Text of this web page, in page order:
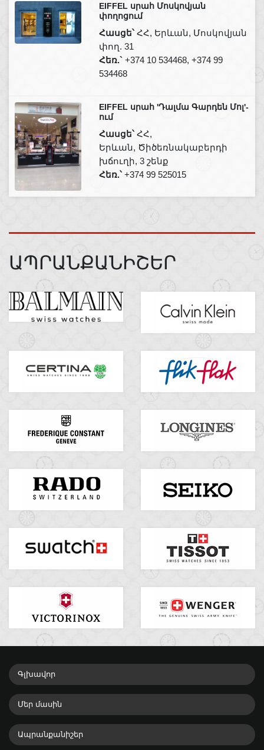
EIFFEL սրահ Մոսկովյան
փողոցում
Հասցե՝ՀՀ, Երևան, Մոսկովյան
փող. 31
Հեռ.` +374 10 534468, +374 99
534468
EIFFEL սրահ 'Դալմա Գարդեն Մոլ'-
ում
Հասցե՝ՀՀ,
Երևան, Ծիծեռնակաբերդի
խճուղի, 3 շենք
Հեռ.՝+374 99 525015
ԱՊՐԱՆՔԱՆԻՇԵՐ
Գլխավոր
Մեր մասին
Ապրանքանիշեր